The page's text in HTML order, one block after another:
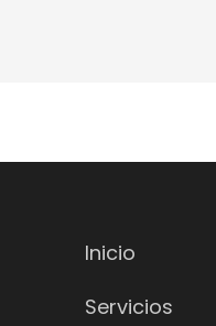
Inicio
Servicios